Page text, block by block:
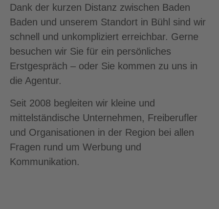
Dank der kurzen Distanz zwischen Baden
Baden und unserem Standort in Bühl sind wir
schnell und unkompliziert erreichbar. Gerne
besuchen wir Sie für ein persönliches
Erstgespräch – oder Sie kommen zu uns in
die Agentur.
Seit 2008 begleiten wir kleine und
mittelständische Unternehmen, Freiberufler
und Organisationen in der Region bei allen
Fragen rund um Werbung und
Kommunikation.